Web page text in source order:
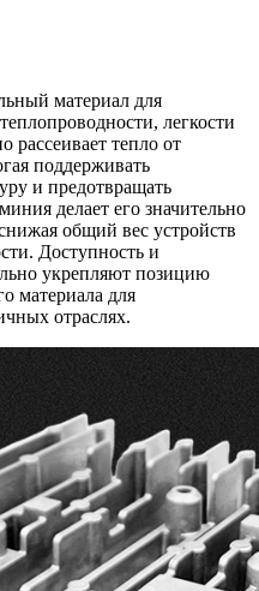
материал для
легкости
тепло от
поддерживать
и предотвращать
делает его значительно
общий вес устройств
Доступность и
укрепляют позицию
материала для
отраслях.